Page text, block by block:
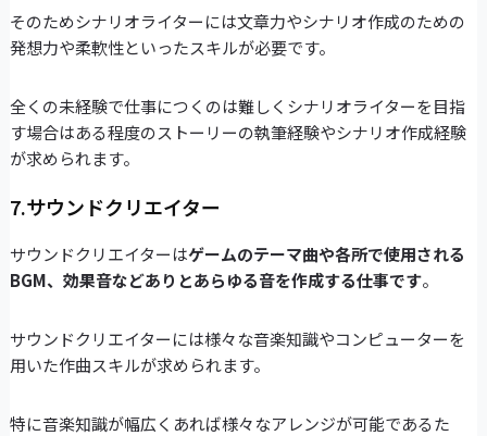
そのためシナリオライターには文章力やシナリオ作成のための
発想力や柔軟性といったスキルが必要です。
全くの未経験で仕事につくのは難しくシナリオライターを目指
す場合はある程度のストーリーの執筆経験やシナリオ作成経験
が求められます。
7.サウンドクリエイター
サウンドクリエイターはゲームのテーマ曲や各所で使用される
BGM、効果音などありとあらゆる音を作成する仕事です。
サウンドクリエイターには様々な音楽知識やコンピューターを
用いた作曲スキルが求められます。
特に音楽知識が幅広くあれば様々なアレンジが可能であるた